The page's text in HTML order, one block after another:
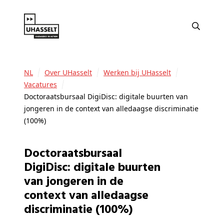
NL Over UHasselt
Werken bij UHasselt
Vacatures
Doctoraatsbursaal DigiDisc: digitale buurten van
jongeren in de context van alledaagse discriminatie
(100%)
Doctoraatsbursaal
DigiDisc: digitale buurten
van jongeren in de
context van alledaagse
discriminatie (100%)